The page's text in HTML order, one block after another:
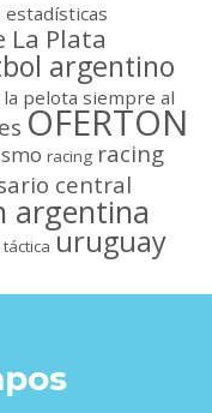
estadísticas
La Plata
argentino
la pelota siempre al
OFERTON
racing racing
central
argentina
táctica uruguay